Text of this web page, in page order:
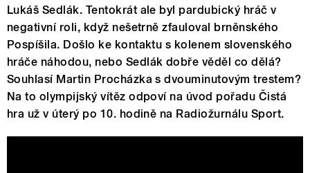
Lukáš Sedlák. Tentokrát ale byl pardubický hráč v
negativní roli, když nešetrně zfauloval brněnského
Pospíšila. Došlo ke kontaktu s kolenem slovenského
hráče náhodou, nebo Sedlák dobře věděl co dělá?
Souhlasí Martin Procházka s dvouminutovým trestem?
Na to olympijský vítěz odpoví na úvod pořadu Čistá
hra už v úterý po 10. hodině na Radiožurnálu Sport.